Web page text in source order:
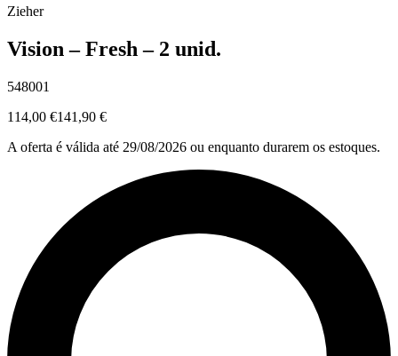
Zieher
Vision – Fresh – 2 unid.
548001
114,00 €141,90 €
A oferta é válida até 29/08/2026 ou enquanto durarem os estoques.